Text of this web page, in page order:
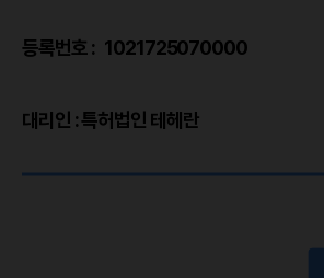
등록번호 : 1021725070000
대리인 : 특허법인 테헤란